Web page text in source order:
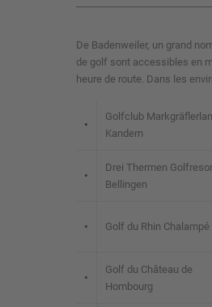
De Badenweiler, un grand
de golf sont accessibles en
heure de route. Dans les
•
Golfclub
Kandern
•
Drei Thermen
Bellingen
• Golf du Rhin Chalampé
•
Golf du Château de
Hombourg